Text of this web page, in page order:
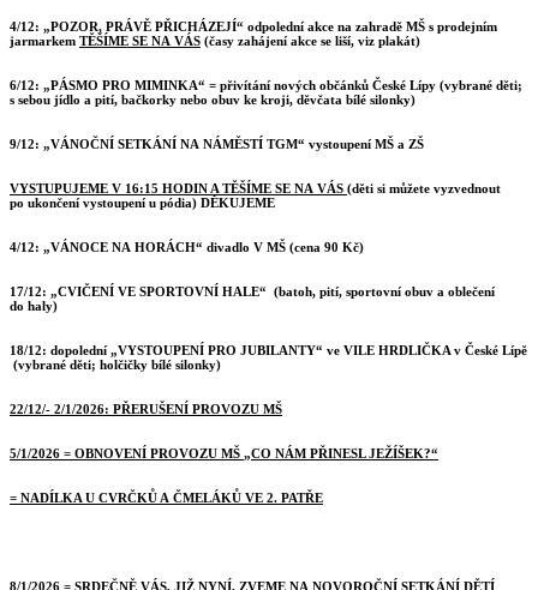
4/12: „POZOR, PRÁVĚ PŘICHÁZEJÍ“ odpolední akce na zahradě MŠ s prodejním
jarmarkem TĚŠÍME SE NA VÁS (časy zahájení akce se liší, viz plakát)
6/12: „PÁSMO PRO MIMINKA“ = přivítání nových občánků České Lípy (vybrané děti;
s sebou jídlo a pití, bačkorky nebo obuv ke kroji, děvčata bílé silonky)
9/12: „VÁNOČNÍ SETKÁNÍ NA NÁMĚSTÍ TGM“ vystoupení MŠ a ZŠ
VYSTUPUJEME V 16:15 HODIN A TĚŠÍME SE NA VÁS (děti si můžete vyzvednout
po ukončení vystoupení u pódia) DĚKUJEME
4/12: „VÁNOCE NA HORÁCH“ divadlo V MŠ (cena 90 Kč)
17/12: „CVIČENÍ VE SPORTOVNÍ HALE“ (batoh, pití, sportovní obuv a oblečení
do haly)
18/12: dopolední „VYSTOUPENÍ PRO JUBILANTY“ ve VILE HRDLIČKA v České Lípě
(vybrané děti; holčičky bílé silonky)
22/12/- 2/1/2026: PŘERUŠENÍ PROVOZU MŠ
5/1/2026 = OBNOVENÍ PROVOZU MŠ „CO NÁM PŘINESL JEŽÍŠEK?“
= NADÍLKA U CVRČKŮ A ČMELÁKŮ VE 2. PATŘE
8/1/2026 = SRDEČNĚ VÁS, JIŽ NYNÍ, ZVEME NA NOVOROČNÍ SETKÁNÍ DĚTÍ